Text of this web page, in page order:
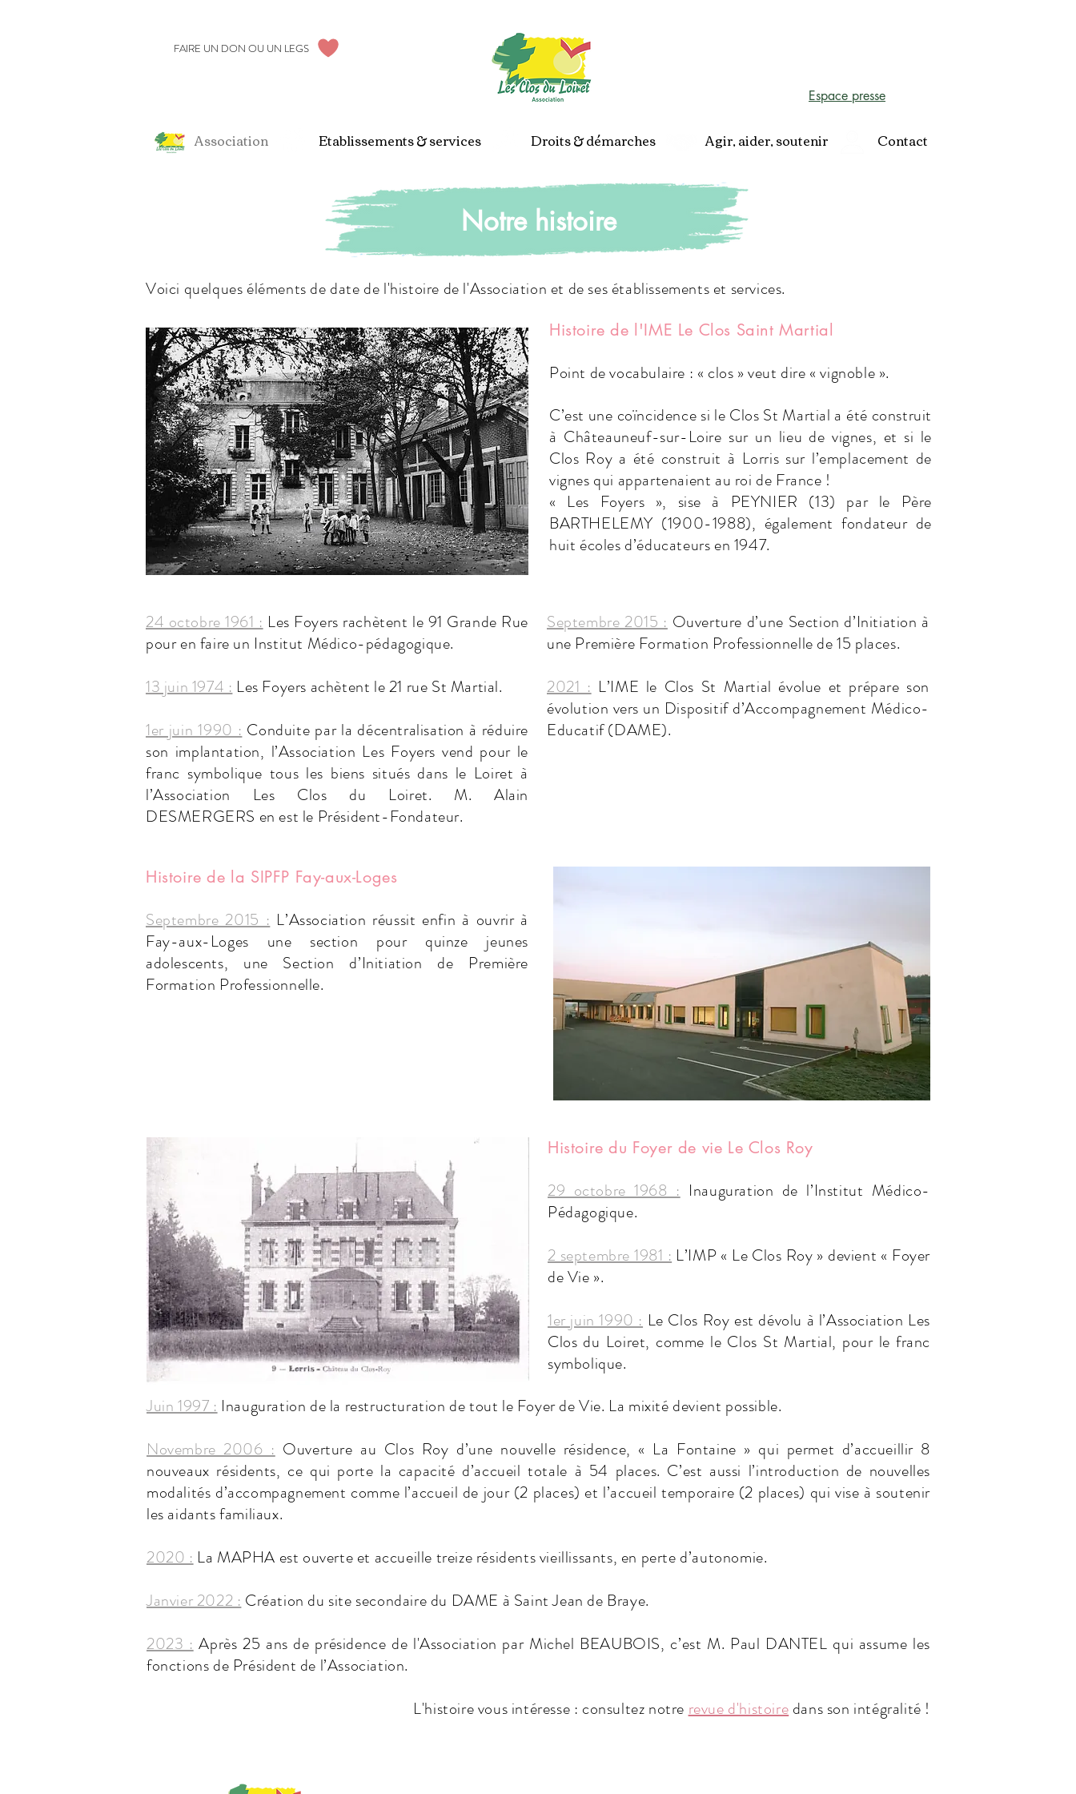
FAIRE UN DON OU UN LEGS
Espace presse
Notre histoire
Voici quelques éléments de date de l'histoire de l'Association et de ses établissements et services.
Histoire de l'IME Le Clos Saint Martial
Point de vocabulaire : « clos » veut dire « vignoble ».
C’est une coïncidence si le Clos St Martial a été construit
à Châteauneuf-sur-Loire sur un lieu de vignes, et si le
Clos Roy a été construit à Lorris sur l’emplacement de
vignes qui appartenaient au roi de France !
« Les Foyers », sise à PEYNIER (13) par le Père
BARTHELEMY (1900-1988), également fondateur de
huit écoles d’éducateurs en 1947.
24 octobre 1961 :Les Foyers rachètent le 91 Grande Rue
pour en faire un Institut Médico-pédagogique.
13 juin 1974 :Les Foyers achètent le 21 rue St Martial.
1er juin 1990 :Conduite par la décentralisation à réduire
son implantation, l’Association Les Foyers vend pour le
franc symbolique tous les biens situés dans le Loiret à
l’Association Les Clos du Loiret. M. Alain
DESMERGERS en est le Président-Fondateur.
Histoire de la SIPFP Fay-aux-Loges
Septembre 2015 :L’Association réussit enfin à ouvrir à
Fay-aux-Loges une section pour quinze jeunes
adolescents, une Section d’Initiation de Première
Formation Professionnelle.
Septembre 2015 :Ouverture d’une Section d’Initiation à
une Première Formation Professionnelle de 15 places.
2021 :L’IME le Clos St Martial évolue et prépare son
évolution vers un Dispositif d’Accompagnement Médico-
Educatif (DAME).
Juin 1997 :Inauguration de la restructuration de tout le Foyer de Vie. La mixité devient possible.
Novembre 2006 :Ouverture au Clos Roy d’une nouvelle résidence, « La Fontaine » qui permet d’accueillir 8
nouveaux résidents, ce qui porte la capacité d’accueil totale à 54 places. C’est aussi l’introduction de nouvelles
modalités d’accompagnement comme l’accueil de jour (2 places) et l’accueil temporaire (2 places) qui vise à soutenir
les aidants familiaux.
2020 :La MAPHA est ouverte et accueille treize résidents vieillissants, en perte d’autonomie.
Janvier 2022 :Création du site secondaire du DAME à Saint Jean de Braye.
2023 :Après 25 ans de présidence de l'Association par Michel BEAUBOIS, c’est M. Paul DANTEL qui assume les
fonctions de Président de l’Association.
L'histoire vous intéresse : consultez notrerevue d'histoiredans son intégralité !
Histoire du Foyer de vie Le Clos Roy
29 octobre 1968 :Inauguration de l’Institut Médico-
Pédagogique.
2 septembre 1981 : L’IMP « Le Clos Roy » devient « Foyer
de Vie ».
1er juin 1990 : Le Clos Roy est dévolu à l’Association Les
Clos du Loiret, comme le Clos St Martial, pour le franc
symbolique.
Association Etablissements & services Droits & démarches Agir, aider, soutenir Contact